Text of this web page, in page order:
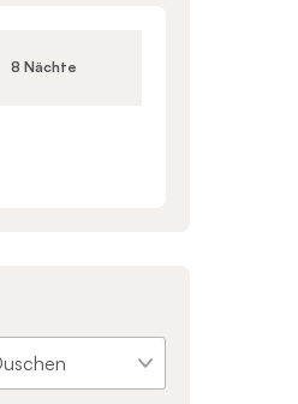
8 Nächte